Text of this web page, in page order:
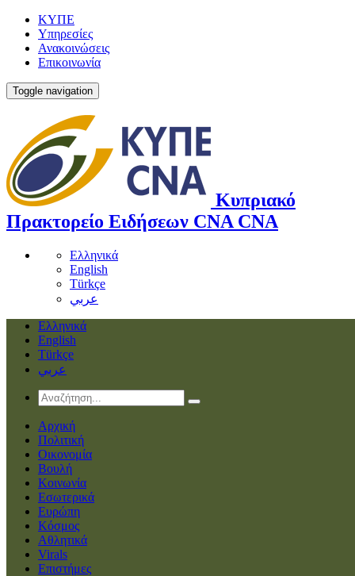
ΚΥΠΕ
Υπηρεσίες
Ανακοινώσεις
Επικοινωνία
Toggle navigation
Κυπριακό
Πρακτορείο Ειδήσεων CNA CNA
Ελληνικά
English
Türkçe
عربي
Ελληνικά
English
Türkçe
عربي
Αρχική
Πολιτική
Οικονομία
Βουλή
Κοινωνία
Εσωτερικά
Ευρώπη
Κόσμος
Αθλητικά
Virals
Επιστήμες